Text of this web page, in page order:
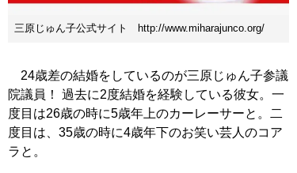
三原じゅん子公式サイト http://www.miharajunco.org/
24歳差の結婚をしているのが三原じゅん子参議
院議員！ 過去に2度結婚を経験している彼女。一
度目は26歳の時に5歳年上のカーレーサーと。二
度目は、35歳の時に4歳年下のお笑い芸人のコア
ラと。